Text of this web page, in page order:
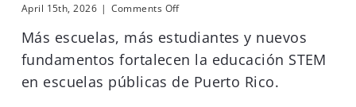
April 15th, 2026 | Comments Offon
Puerto
duplica
su
Más escuelas, más estudiantes y nuevos
fundamentos fortalecen la educación STEM
en escuelas públicas de Puerto Rico.